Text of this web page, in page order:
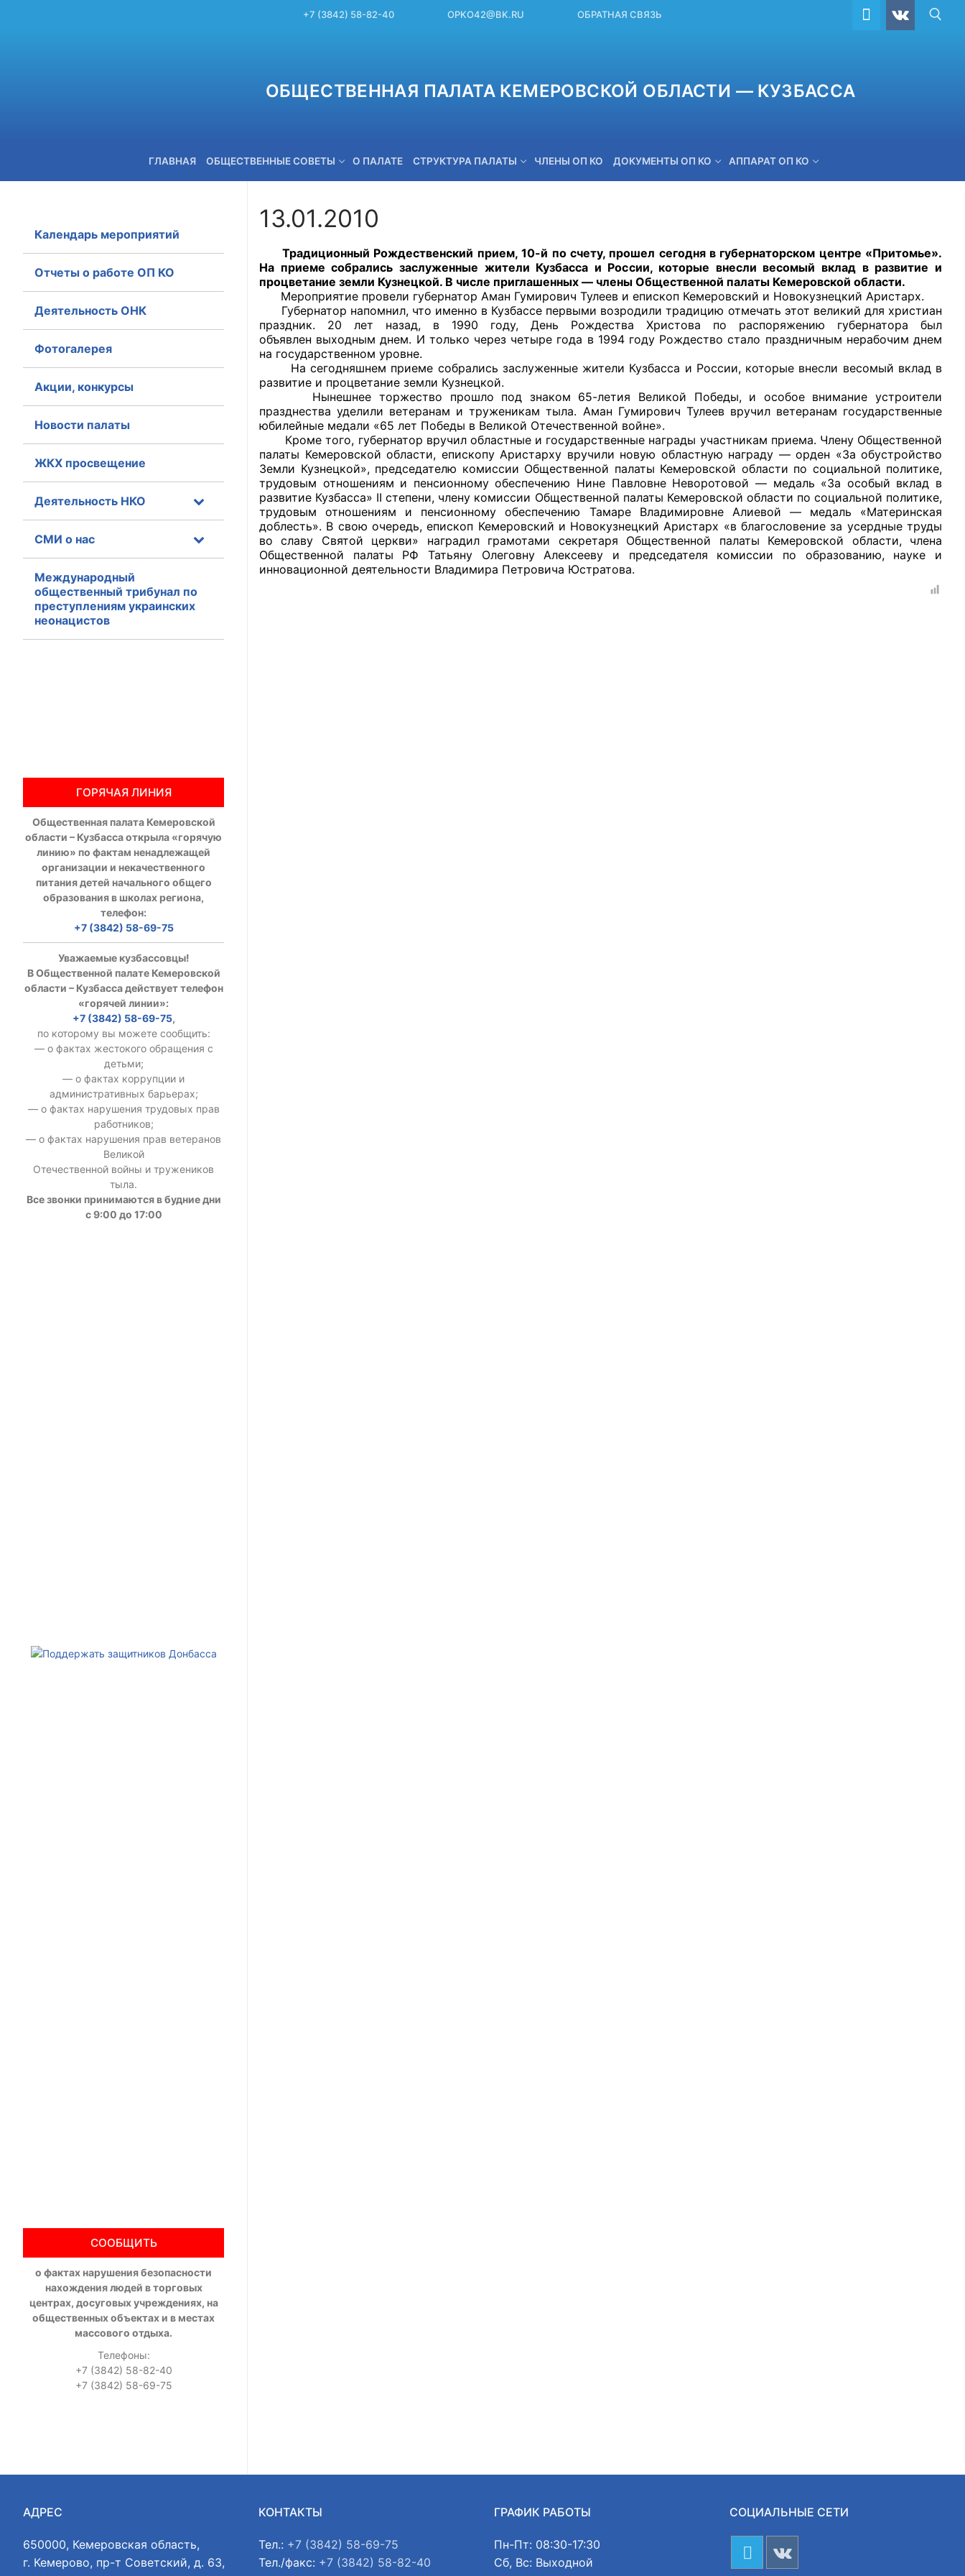
+7 (3842) 58-82-40 OPKO42@BK.RU ОБРАТНАЯ СВЯЗЬ
ОБЩЕСТВЕННАЯ ПАЛАТА КЕМЕРОВСКОЙ ОБЛАСТИ — КУЗБАССА
ГЛАВНАЯ ОБЩЕСТВЕННЫЕ СОВЕТЫ О ПАЛАТЕ СТРУКТУРА ПАЛАТЫ ЧЛЕНЫ ОП КО ДОКУМЕНТЫ ОП КО АППАРАТ ОП КО
+7 (3842) 58-82-40 OPKO42@BK.RU ОБРАТНАЯ СВЯЗЬ
Главная
Общественные советы
Общественные советы при территориальных органах федеральных органов
исполнительной власти
Общественные советы по проведению независимой оценки качества условий
оказания услуг
О Палате
Структура Палаты
Комиссии
13.01.2010
Традиционный Рождественский прием, 10-й по счету, прошел сегодня в губернаторском центре «Притомье».
На приеме собрались заслуженные жители Кузбасса и России, которые внесли весомый вклад в развитие и
процветание земли Кузнецкой. В числе приглашенных — члены Общественной палаты Кемеровской области.
Мероприятие провели губернатор Аман Гумирович Тулеев и епископ Кемеровский и Новокузнецкий Аристарх.
Губернатор напомнил, что именно в Кузбассе первыми возродили традицию отмечать этот великий для христиан
праздник. 20 лет назад, в 1990 году, День Рождества Христова по распоряжению губернатора был
объявлен выходным днем. И только через четыре года в 1994 году Рождество стало праздничным нерабочим днем
на государственном уровне.
На сегодняшнем приеме собрались заслуженные жители Кузбасса и России, которые внесли весомый вклад в
развитие и процветание земли Кузнецкой.
Нынешнее торжество прошло под знаком 65-летия Великой Победы, и особое внимание устроители
празднества уделили ветеранам и труженикам тыла. Аман Гумирович Тулеев вручил ветеранам государственные
юбилейные медали «65 лет Победы в Великой Отечественной войне».
Кроме того, губернатор вручил областные и государственные награды участникам приема. Члену Общественной
палаты Кемеровской области, епископу Аристарху вручили новую областную награду — орден «За обустройство
Земли Кузнецкой», председателю комиссии Общественной палаты Кемеровской области по социальной политике,
трудовым отношениям и пенсионному обеспечению Нине Павловне Неворотовой — медаль «За особый вклад в
развитие Кузбасса» II степени, члену комиссии Общественной палаты Кемеровской области по социальной политике,
трудовым отношениям и пенсионному обеспечению Тамаре Владимировне Алиевой — медаль «Материнская
доблесть». В свою очередь, епископ Кемеровский и Новокузнецкий Аристарх «в благословение за усердные труды
во славу Святой церкви» наградил грамотами секретаря Общественной палаты Кемеровской области, члена
Общественной палаты РФ Татьяну Олеговну Алексееву и председателя комиссии по образованию, науке и
инновационной деятельности Владимира Петровича Юстратова.
Календарь мероприятий
Отчеты о работе ОП КО
Деятельность ОНК
Фотогалерея
Акции, конкурсы
Новости палаты
ЖКХ просвещение
Деятельность НКО
СМИ о нас
Международный
общественный трибунал по
преступлениям украинских
неонацистов
ГОРЯЧАЯ ЛИНИЯ
Общественная палата Кемеровской
области – Кузбасса открыла «горячую
линию» по фактам ненадлежащей
организации и некачественного
питания детей начального общего
образования в школах региона,
телефон:
+7 (3842) 58-69-75
Уважаемые кузбассовцы!
В Общественной палате Кемеровской
области – Кузбасса действует телефон
«горячей линии»:
+7 (3842) 58-69-75,
по которому вы можете сообщить:
— о фактах жестокого обращения с
детьми;
— о фактах коррупции и
административных барьерах;
— о фактах нарушения трудовых прав
работников;
— о фактах нарушения прав ветеранов
Великой
Отечественной войны и тружеников
тыла.
Все звонки принимаются в будние дни
с 9:00 до 17:00
СООБЩИТЬ
о фактах нарушения безопасности
нахождения людей в торговых
центрах, досуговых учреждениях, на
общественных объектах и в местах
массового отдыха.
Телефоны:
+7 (3842) 58-82-40
+7 (3842) 58-69-75
АДРЕС
650000, Кемеровская область,
г. Кемерово, пр-т Советский, д. 63,
КОНТАКТЫ
Тел.: +7 (3842) 58-69-75
Тел./факс: +7 (3842) 58-82-40
ГРАФИК РАБОТЫ
Пн-Пт: 08:30-17:30
Сб, Вс: Выходной
СОЦИАЛЬНЫЕ СЕТИ